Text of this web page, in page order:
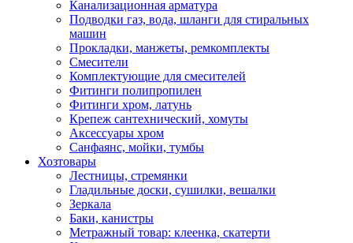
Канализационная арматура
Подводки газ, вода, шланги для стиральных
машин
Прокладки, манжеты, ремкомплекты
Смесители
Комплектующие для смесителей
Фитинги полипропилен
Фитинги хром, латунь
Крепеж сантехнический, хомуты
Аксессуары хром
Санфаянс, мойки, тумбы
Хозтовары
Лестницы, стремянки
Гладильные доски, сушилки, вешалки
Зеркала
Баки, канистры
Метражный товар: клеенка, скатерти